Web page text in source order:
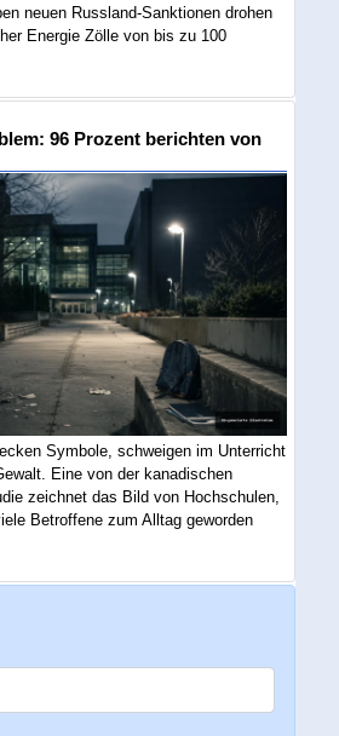
neuen Russland-Sanktionen drohen
Energie Zölle von bis zu 100
96 Prozent berichten von
Symbole, schweigen im Unterricht
Eine von der kanadischen
zeichnet das Bild von Hochschulen,
Betroffene zum Alltag geworden